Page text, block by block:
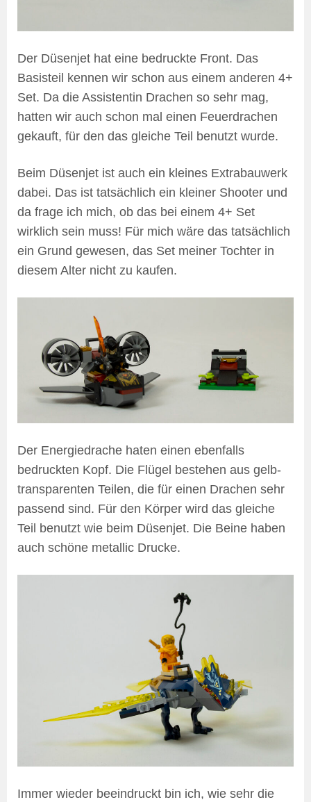
Der Düsenjet hat eine bedruckte Front. Das
Basisteil kennen wir schon aus einem anderen 4+
Set. Da die Assistentin Drachen so sehr mag,
hatten wir auch schon mal einen Feuerdrachen
gekauft, für den das gleiche Teil benutzt wurde.
Beim Düsenjet ist auch ein kleines Extrabauwerk
dabei. Das ist tatsächlich ein kleiner Shooter und
da frage ich mich, ob das bei einem 4+ Set
wirklich sein muss! Für mich wäre das tatsächlich
ein Grund gewesen, das Set meiner Tochter in
diesem Alter nicht zu kaufen.
Der Energiedrache haten einen ebenfalls
bedruckten Kopf. Die Flügel bestehen aus gelb-
transparenten Teilen, die für einen Drachen sehr
passend sind. Für den Körper wird das gleiche
Teil benutzt wie beim Düsenjet. Die Beine haben
auch schöne metallic Drucke.
Immer wieder beeindruckt bin ich, wie sehr die